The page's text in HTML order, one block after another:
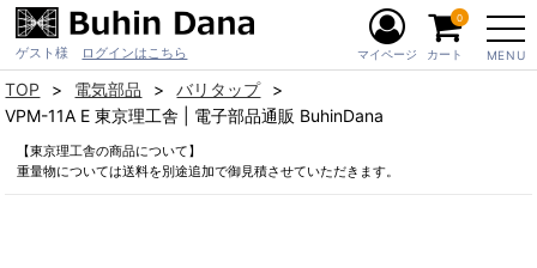
ゲスト様 ログインはこちら MENU
マイページ カート
0
TOP 電気部品
バリタップ
VPM-11A E 東京理工舎 | 電子部品通販 BuhinDana
【東京理工舎の商品について】
重量物については送料を別途追加で御見積させていただきます。